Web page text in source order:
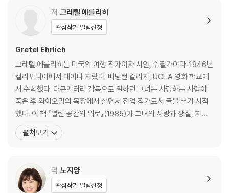
역자 후기: 아름다운 산문의 위로
저 그레텔 에를리히
관심작가 알림신청
Gretel Ehrlich
그레텔 에를리히는 미국의 여행 작가이자 시인, 수필가이다. 1946년
캘리포니아에서 태어나 자랐다. 베닝턴 칼리지, UCLA 영화 학교에
서 수학했다. 다큐멘터리 감독으로 일하던 그녀는 사랑하는 사람이
죽은 후 와이오밍의 목장에서 살면서 전업 작가로서 글을 쓰기 시작
했다. 이 책 『열린 공간의 위로』(1985)가 그녀의 사랑과 상실, 치유
의 경험을 다룬 데뷔작으로, 그녀 특유의 시적이고 유려한 문장과 삶
과 자연에 대한 예리한 통찰이 잘 드러나 헨리 데이비드 소로에 비견
번개에 맞는 사고를 겪고 이때의 경험을 글로
펼쳐보기
역 노지양
관심작가 알림신청